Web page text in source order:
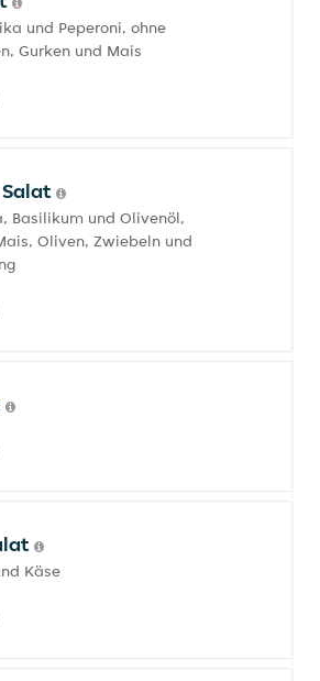
und Peperoni, ohne
Gurken und Mais
Basilikum und Olivenöl,
Oliven, Zwiebeln und
Käse